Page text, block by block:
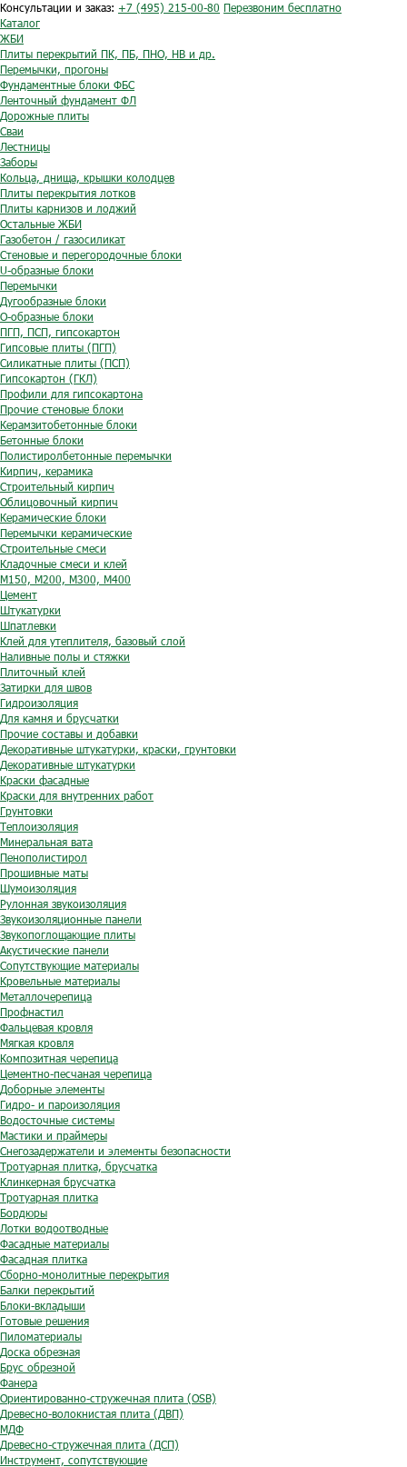
Консультации и заказ: +7 (495) 215-00-80 Перезвоним бесплатно
Каталог
ЖБИ
Плиты перекрытий ПК, ПБ, ПНО, НВ и др.
Перемычки, прогоны
Фундаментные блоки ФБС
Ленточный фундамент ФЛ
Дорожные плиты
Сваи
Лестницы
Заборы
Кольца, днища, крышки колодцев
Плиты перекрытия лотков
Плиты карнизов и лоджий
Остальные ЖБИ
Газобетон / газосиликат
Стеновые и перегородочные блоки
U-образные блоки
Перемычки
Дугообразные блоки
O-образные блоки
ПГП, ПСП, гипсокартон
Гипсовые плиты (ПГП)
Силикатные плиты (ПСП)
Гипсокартон (ГКЛ)
Профили для гипсокартона
Прочие стеновые блоки
Керамзитобетонные блоки
Бетонные блоки
Полистиролбетонные перемычки
Кирпич, керамика
Строительный кирпич
Облицовочный кирпич
Керамические блоки
Перемычки керамические
Строительные смеси
Кладочные смеси и клей
М150, М200, М300, М400
Цемент
Штукатурки
Шпатлевки
Клей для утеплителя, базовый слой
Наливные полы и стяжки
Плиточный клей
Затирки для швов
Гидроизоляция
Для камня и брусчатки
Прочие составы и добавки
Декоративные штукатурки, краски, грунтовки
Декоративные штукатурки
Краски фасадные
Краски для внутренних работ
Грунтовки
Теплоизоляция
Минеральная вата
Пенополистирол
Прошивные маты
Шумоизоляция
Рулонная звукоизоляция
Звукоизоляционные панели
Звукопоглощающие плиты
Акустические панели
Сопутствующие материалы
Кровельные материалы
Металлочерепица
Профнастил
Фальцевая кровля
Мягкая кровля
Композитная черепица
Цементно-песчаная черепица
Доборные элементы
Гидро- и пароизоляция
Водосточные системы
Мастики и праймеры
Снегозадержатели и элементы безопасности
Тротуарная плитка, брусчатка
Клинкерная брусчатка
Тротуарная плитка
Бордюры
Лотки водоотводные
Фасадные материалы
Фасадная плитка
Сборно-монолитные перекрытия
Балки перекрытий
Блоки-вкладыши
Готовые решения
Пиломатериалы
Доска обрезная
Брус обрезной
Фанера
Ориентированно-стружечная плита (OSB)
Древесно-волокнистая плита (ДВП)
МДФ
Древесно-стружечная плита (ДСП)
Инструмент, сопутствующие